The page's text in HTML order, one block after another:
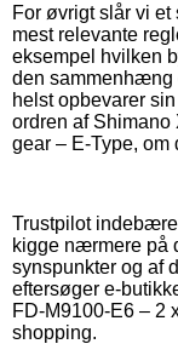
For øvrigt slår vi
mest relevante
eksempel hvilken
den sammenhæng
helst opbevarer
ordren af Shimano
gear – E-Type, om
Trustpilot
kigge nærmere på
synspunkter og af
eftersøger e-
FD-M9100-E6 – 2
shopping.